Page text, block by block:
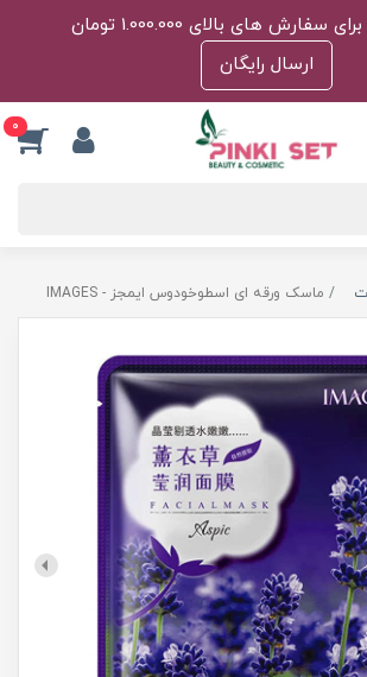
سفارش های بالای 1.000.000 تومان
ارسال رایگان
0
ماسک‌ ورقه ای اسطوخودوس ایمجز - IMAGES